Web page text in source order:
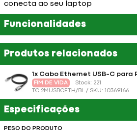
conecta ao seu laptop
Funcionalidades
Produtos relacionados
1x Cabo Ethernet USB-C
FIM DE VIDA
Stock: 221
TC 2MUSBCETH/BL / SKU: 10369166
Especificações
PESO DO PRODUTO